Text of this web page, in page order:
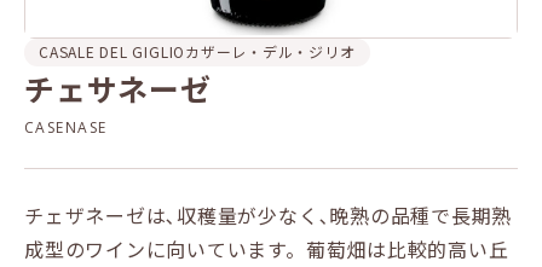
CASALE DEL GIGLIOカザーレ・デル・ジリオ
チェサネーゼ
CASENASE
チェザネーゼは､収穫量が少なく､晩熟の品種で長期熟
成型のワインに向いています。葡萄畑は比較的高い丘